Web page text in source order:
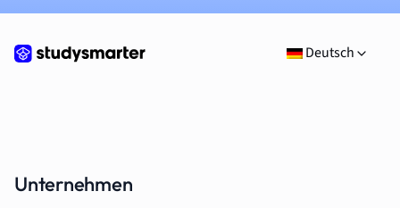
Deutsch
Unternehmen